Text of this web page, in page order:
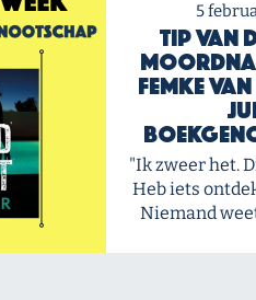
5
Tip van
Femke
"Ik zweer het.
Heb iets
Niemand